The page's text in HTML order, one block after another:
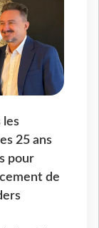
les
25 ans
pour
de